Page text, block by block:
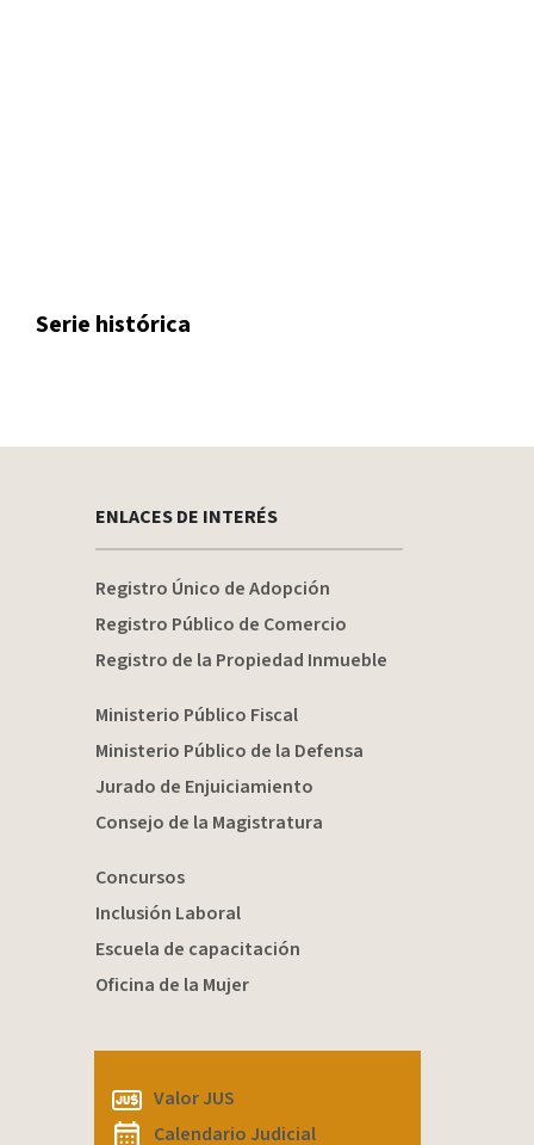
Serie histórica
ENLACES DE INTERÉS
Registro Único de Adopción
Registro Público de Comercio
Registro de la Propiedad Inmueble
Ministerio Público Fiscal
Ministerio Público de la Defensa
Jurado de Enjuiciamiento
Consejo de la Magistratura
Concursos
Inclusión Laboral
Escuela de capacitación
Oficina de la Mujer
Valor JUS
Calendario Judicial